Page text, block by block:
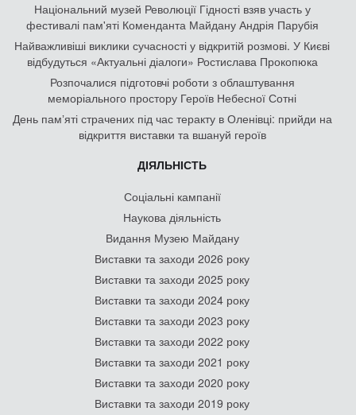
Національний музей Революції Гідності взяв участь у
фестивалі пам'яті Коменданта Майдану Андрія Парубія
Найважливіші виклики сучасності у відкритій розмові. У Києві
відбудуться «Актуальні діалоги» Ростислава Прокопюка
Розпочалися підготовчі роботи з облаштування
меморіального простору Героїв Небесної Сотні
День памʼяті страчених під час теракту в Оленівці: прийди на
відкриття виставки та вшануй героїв
ДІЯЛЬНІСТЬ
Соціальні кампанії
Наукова діяльність
Видання Музею Майдану
Виставки та заходи 2026 року
Виставки та заходи 2025 року
Виставки та заходи 2024 року
Виставки та заходи 2023 року
Виставки та заходи 2022 року
Виставки та заходи 2021 року
Виставки та заходи 2020 року
Виставки та заходи 2019 року